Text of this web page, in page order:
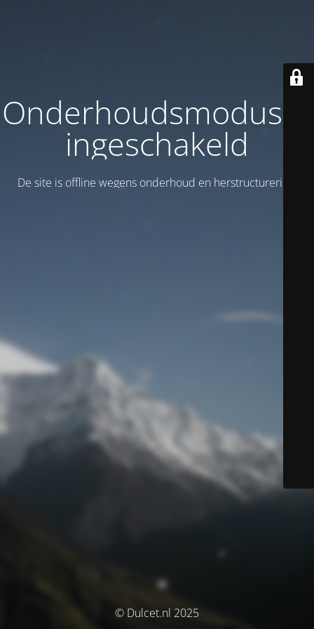
Onderhoudsmodus is
ingeschakeld
De site is offline wegens onderhoud en herstructurering!
© Dulcet.nl 2025